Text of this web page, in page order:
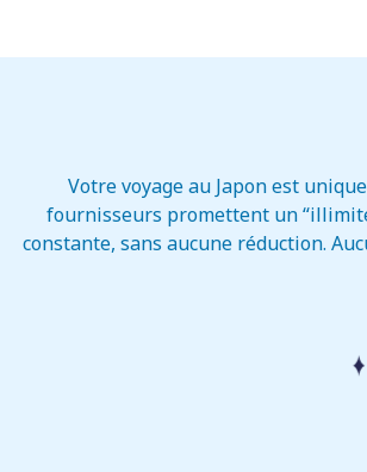
Votre voyage au Japon est
fournisseurs promettent un
constante, sans aucune réduction.